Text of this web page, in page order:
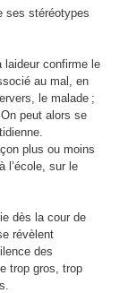
ses stéréotypes
laideur confirme le
au mal, en
le malade ;
peut alors se
plus ou moins
l’école, sur le
dès la cour de
révèlent
des
trop gros, trop